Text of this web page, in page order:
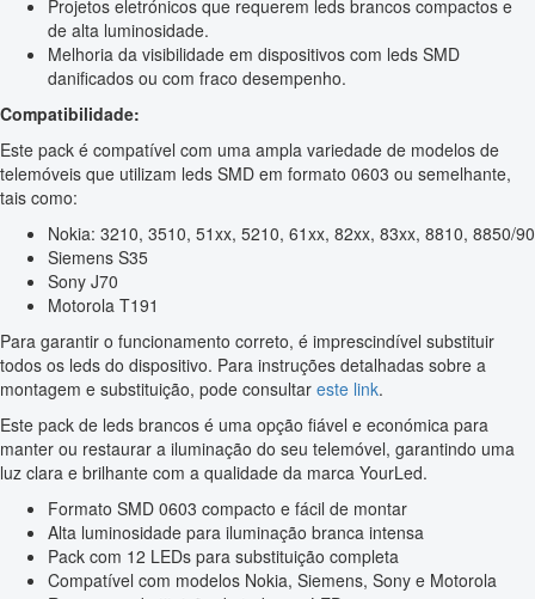
Projetos eletrónicos que requerem leds brancos compactos e
de alta luminosidade.
Melhoria da visibilidade em dispositivos com leds SMD
danificados ou com fraco desempenho.
Compatibilidade:
Este pack é compatível com uma ampla variedade de modelos de
telemóveis que utilizam leds SMD em formato 0603 ou semelhante,
tais como:
Nokia: 3210, 3510, 51xx, 5210, 61xx, 82xx, 83xx, 8810, 8850/90
Siemens S35
Sony J70
Motorola T191
Para garantir o funcionamento correto, é imprescindível substituir
todos os leds do dispositivo. Para instruções detalhadas sobre a
montagem e substituição, pode consultar este link.
Este pack de leds brancos é uma opção fiável e económica para
manter ou restaurar a iluminação do seu telemóvel, garantindo uma
luz clara e brilhante com a qualidade da marca YourLed.
Formato SMD 0603 compacto e fácil de montar
Alta luminosidade para iluminação branca intensa
Pack com 12 LEDs para substituição completa
Compatível com modelos Nokia, Siemens, Sony e Motorola